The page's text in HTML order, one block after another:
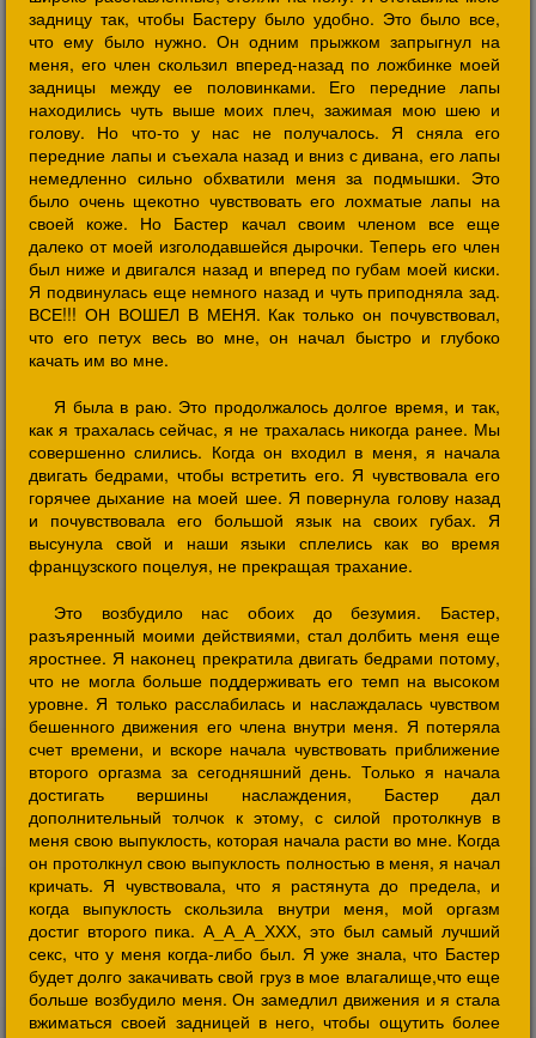
задницу так, чтобы Бастеру было удобно. Это было все,
что ему было нужно. Он одним прыжком запрыгнул на
меня, его член скользил вперед-назад по ложбинке моей
задницы между ее половинками. Его передние лапы
находились чуть выше моих плеч, зажимая мою шею и
голову. Но что-то у нас не получалось. Я сняла его
передние лапы и съехала назад и вниз с дивана, его лапы
немедленно сильно обхватили меня за подмышки. Это
было очень щекотно чувствовать его лохматые лапы на
своей коже. Но Бастер качал своим членом все еще
далеко от моей изголодавшейся дырочки. Теперь его член
был ниже и двигался назад и вперед по губам моей киски.
Я подвинулась еще немного назад и чуть приподняла зад.
ВСЕ!!! ОН ВОШЕЛ В МЕНЯ. Как только он почувствовал,
что его петух весь во мне, он начал быстро и глубоко
качать им во мне.
Я была в раю. Это продолжалось долгое время, и так,
как я трахалась сейчас, я не трахалась никогда ранее. Мы
совершенно слились. Когда он входил в меня, я начала
двигать бедрами, чтобы встретить его. Я чувствовала его
горячее дыхание на моей шее. Я повернула голову назад
и почувствовала его большой язык на своих губах. Я
высунула свой и наши языки сплелись как во время
французского поцелуя, не прекращая трахание.
Это возбудило нас обоих до безумия. Бастер,
разъяренный моими действиями, стал долбить меня еще
яростнее. Я наконец прекратила двигать бедрами потому,
что не могла больше поддерживать его темп на высоком
уровне. Я только расслабилась и наслаждалась чувством
бешенного движения его члена внутри меня. Я потеряла
счет времени, и вскоре начала чувствовать приближение
второго оргазма за сегодняшний день. Только я начала
достигать вершины наслаждения, Бастер дал
дополнительный толчок к этому, с силой протолкнув в
меня свою выпуклость, которая начала расти во мне. Когда
он протолкнул свою выпуклость полностью в меня, я начал
кричать. Я чувствовала, что я растянута до предела, и
когда выпуклость скользила внутри меня, мой оргазм
достиг второго пика. А_А_А_ХХХ, это был самый лучший
секс, что у меня когда-либо был. Я уже знала, что Бастер
будет долго закачивать свой груз в мое влагалище,что еще
больше возбудило меня. Он замедлил движения и я стала
вжиматься своей задницей в него, чтобы ощутить более